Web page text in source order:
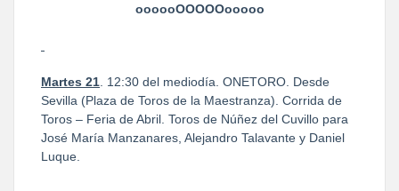
oooooOOOOOooooo
Martes 21 . 12:30 del mediodía. ONETORO. Desde
Sevilla (Plaza de Toros de la Maestranza). Corrida de
Toros – Feria de Abril. Toros de Núñez del Cuvillo para
José María Manzanares, Alejandro Talavante y Daniel
Luque.